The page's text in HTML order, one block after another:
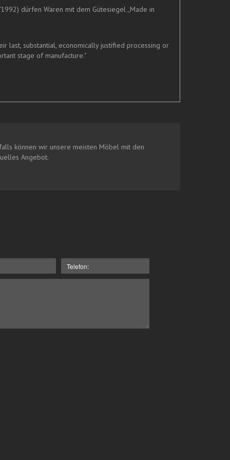
dürfen Waren mit dem Gütesiegel „Made in
last, substantial, economically justified processing or
stage of manufacture."
können wir unsere meisten Möbel mit den
Angebot.